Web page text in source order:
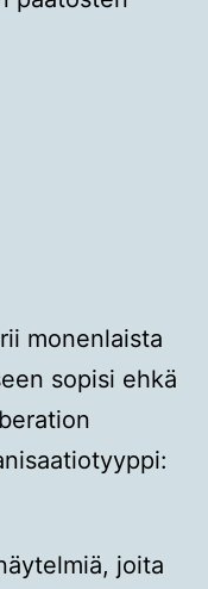
monenlaista
sopisi ehkä
joita